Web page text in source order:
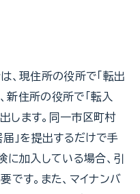
、現住所の役所で「転出
新住所の役所で「転入
します。同一市区町村
」を提出するだけで手
に加入している場合、引
です。また、マイナンバ